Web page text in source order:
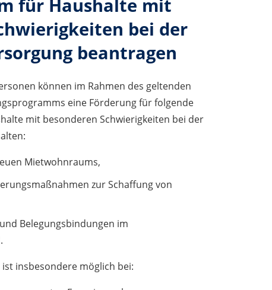
für Haushalte mit
bei der
beantragen
können im Rahmen des geltenden
eine Förderung für folgende
mit besonderen Schwierigkeiten bei der
Mietwohnraums,
zur Schaffung von
Belegungsbindungen im
insbesondere möglich bei: